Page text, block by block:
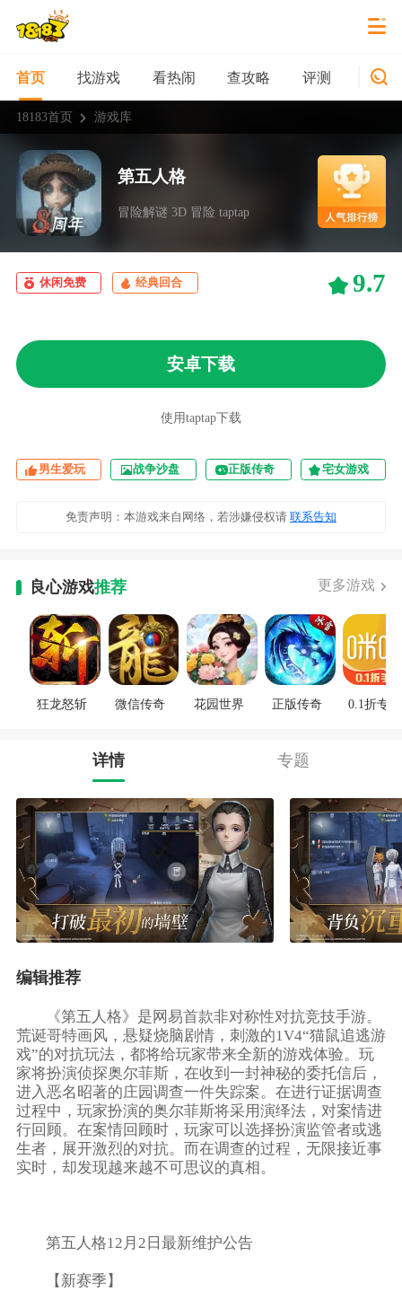
首页 找游戏 看热闹 查攻略 评测 新游
18183首页 游戏库
第五人格
冒险解谜 3D 冒险 taptap
休闲免费 经典回合 9.7
安卓下载
使用taptap下载
男生爱玩 战争沙盘 正版传奇 宅女游戏
免责声明：本游戏来自网络，若涉嫌侵权请 联系告知
良心游戏推荐 更多游戏
狂龙怒斩 微信传奇 花园世界 正版传奇 0.1折专区
详情 专题
编辑推荐
《第五人格》是网易首款非对称性对抗竞技手游。
荒诞哥特画风，悬疑烧脑剧情，刺激的1V4“猫鼠追逃游
戏”的对抗玩法，都将给玩家带来全新的游戏体验。玩
家将扮演侦探奥尔菲斯，在收到一封神秘的委托信后，
进入恶名昭著的庄园调查一件失踪案。在进行证据调查
过程中，玩家扮演的奥尔菲斯将采用演绎法，对案情进
行回顾。在案情回顾时，玩家可以选择扮演监管者或逃
生者，展开激烈的对抗。而在调查的过程，无限接近事
实时，却发现越来越不可思议的真相。
第五人格12月2日最新维护公告
【新赛季】